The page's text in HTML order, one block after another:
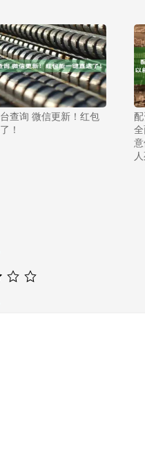
查询 微信更新！红包
！